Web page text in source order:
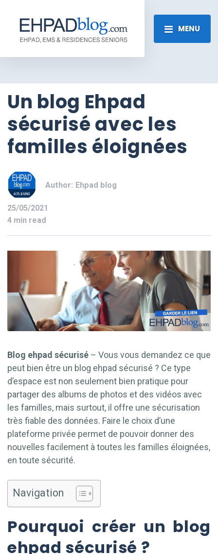
MENU
Un blog Ehpad
sécurisé avec les
familles éloignées
Author: Ehpad blog
25/05/2021
4 min read
Blog ehpad sécurisé – Vous vous demandez ce que
peut bien être un blog ehpad sécurisé ? Ce type
d’espace est non seulement bien pratique pour
partager des albums de photos et des vidéos avec
les familles, mais surtout, il offre une sécurisation
très fiable des données. Faire le choix d’une
plateforme privée permet de pouvoir donner des
nouvelles facilement à toutes les familles éloignées,
en toute sécurité.
Navigation
Pourquoi créer un blog
ehpad sécurisé ?